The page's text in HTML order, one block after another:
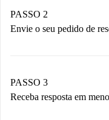
Você tem todas as
antecipadamente.
PASSO 2
Envie o seu pedido de
Não cobramos
PASSO 3
Receba resposta em